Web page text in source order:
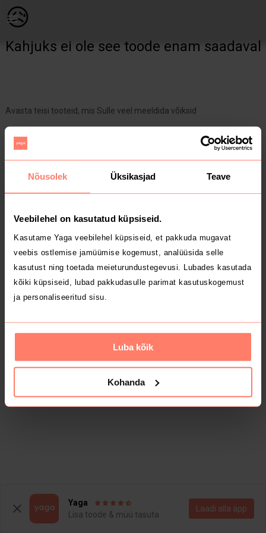
Nõusolek Üksikasjad Teave
Veebilehel on kasutatud küpsiseid.
Kasutame Yaga veebilehel küpsiseid, et pakkuda mugavat
veebis ostlemise jamüümise kogemust, analüüsida selle
kasutust ning toetada meieturundustegevusi. Lubades kasutada
kõiki küpsiseid, lubad pakkudasulle parimat kasutuskogemust
ja personaliseeritud sisu.
Luba kõik
Kohanda
😥
Kahjuks ei ole see toode enam saadaval
Avasta teisi tooteid, mis Sulle veel meeldida võiksid
Yaga
Lisa toode & müü tasuta
Laadi alla äpp